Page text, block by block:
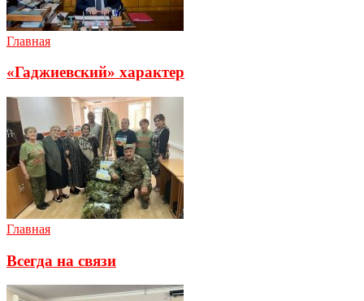
Главная
«Гаджиевский» характер
Главная
Всегда на связи